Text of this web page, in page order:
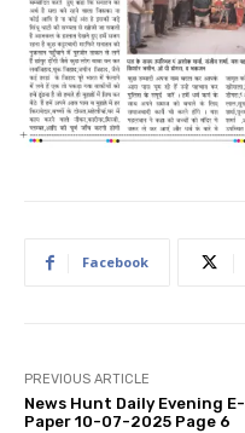
Facebook
PREVIOUS ARTICLE
News Hunt Daily Evening E-
Paper 10-07-2025 Page 6